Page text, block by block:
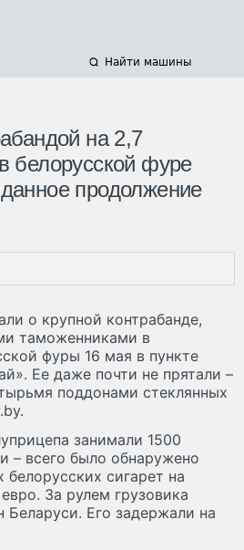
Найти машины
на 2,7
белорусской фуре
продолжение
о крупной контрабанде,
таможенниками в
фуры 16 мая в пункте
Ее даже почти не прятали –
поддонами стеклянных
занимали 1500
– всего было обнаружено
сигарет на
За рулем грузовика
Беларуси. Его задержали на